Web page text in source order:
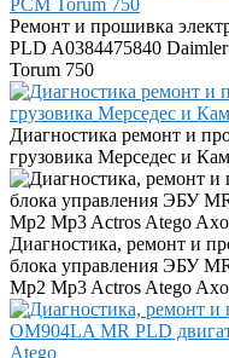
Ремонт и прошивка
PLD A0384475840
Torum 750
Диагностика ремонт и
грузовика Мерседес и
Диагностика, ремонт и
блока управления ЭБУ
Mp2 Mp3 Actros Atego